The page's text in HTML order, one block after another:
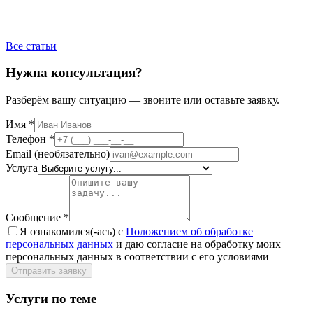
Все статьи
Нужна консультация?
Разберём вашу ситуацию — звоните или оставьте заявку.
Имя *
Телефон *
Email (необязательно)
Услуга
Сообщение *
Я ознакомился(-ась) с Положением об обработке
персональных данных и даю согласие на обработку моих
персональных данных в соответствии с его условиями
Отправить заявку
Услуги по теме